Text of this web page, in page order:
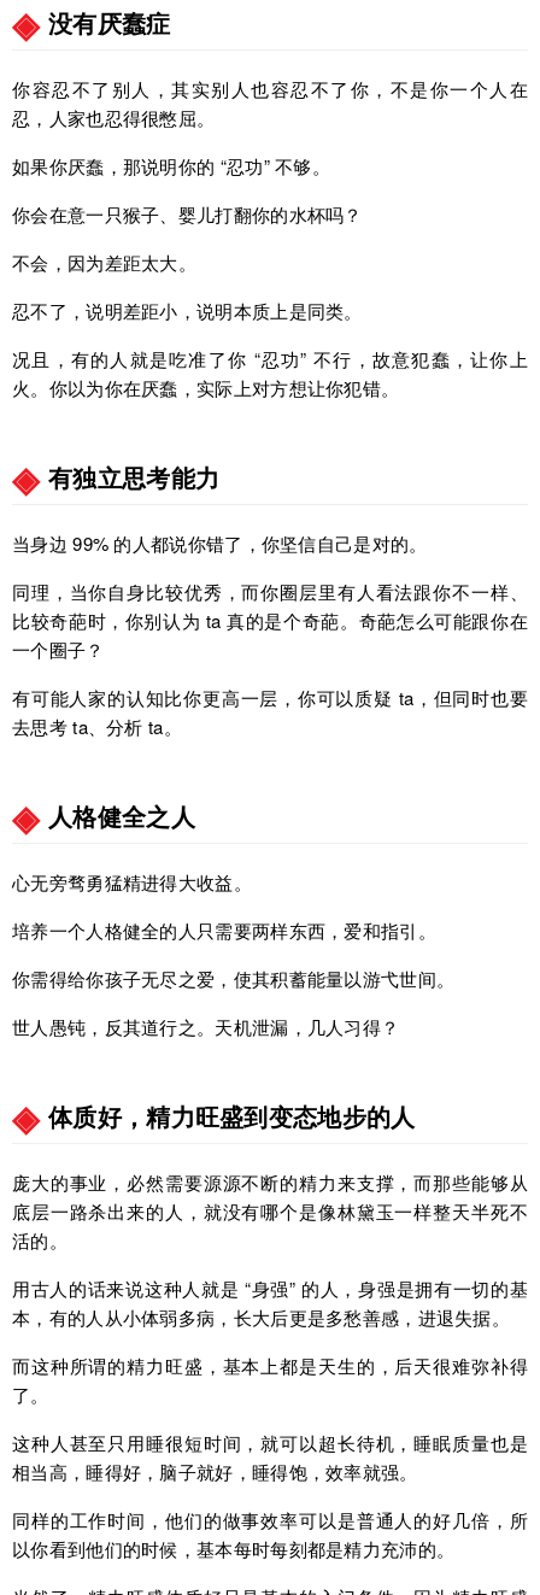
没有厌蠢症
你容忍不了别人，其实别人也容忍不了你，不是你一个人在
忍，人家也忍得很憋屈。
如果你厌蠢，那说明你的 “忍功” 不够。
你会在意一只猴子、婴儿打翻你的水杯吗？
不会，因为差距太大。
忍不了，说明差距小，说明本质上是同类。
况且，有的人就是吃准了你 “忍功” 不行，故意犯蠢，让你上
火。你以为你在厌蠢，实际上对方想让你犯错。
有独立思考能力
当身边 99% 的人都说你错了，你坚信自己是对的。
同理，当你自身比较优秀，而你圈层里有人看法跟你不一样、
比较奇葩时，你别认为 ta 真的是个奇葩。奇葩怎么可能跟你在
一个圈子？
有可能人家的认知比你更高一层，你可以质疑 ta，但同时也要
去思考 ta、分析 ta。
人格健全之人
心无旁骛勇猛精进得大收益。
培养一个人格健全的人只需要两样东西，爱和指引。
你需得给你孩子无尽之爱，使其积蓄能量以游弋世间。
世人愚钝，反其道行之。天机泄漏，几人习得？
体质好，精力旺盛到变态地步的人
庞大的事业，必然需要源源不断的精力来支撑，而那些能够从
底层一路杀出来的人，就没有哪个是像林黛玉一样整天半死不
活的。
用古人的话来说这种人就是 “身强” 的人，身强是拥有一切的基
本，有的人从小体弱多病，长大后更是多愁善感，进退失据。
而这种所谓的精力旺盛，基本上都是天生的，后天很难弥补得
了。
这种人甚至只用睡很短时间，就可以超长待机，睡眠质量也是
相当高，睡得好，脑子就好，睡得饱，效率就强。
同样的工作时间，他们的做事效率可以是普通人的好几倍，所
以你看到他们的时候，基本每时每刻都是精力充沛的。